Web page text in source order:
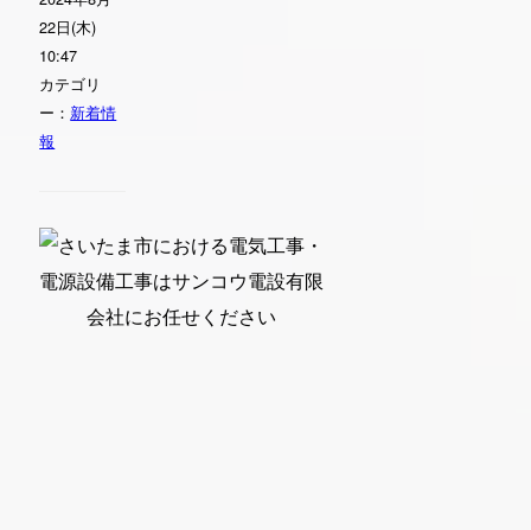
22日(木)
10:47
カテゴリ
ー： 新着情
報